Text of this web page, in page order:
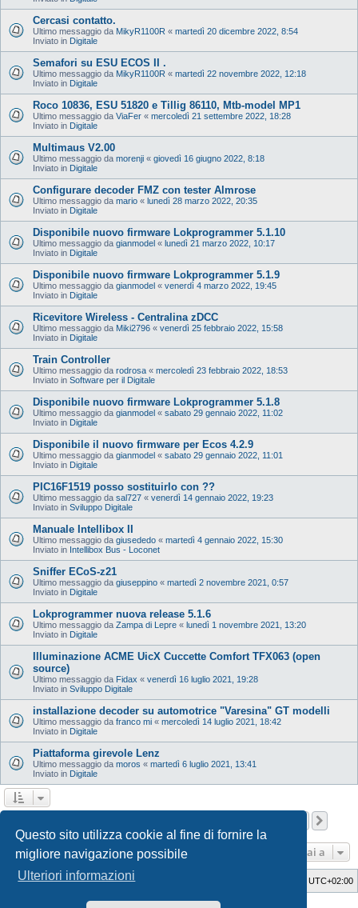
Questo sito utilizza cookie al fine di fornire la
migliore navigazione possibile
Ulteriori informazioni
Cercasi contatto.
Ultimo messaggio da MikyR1100R « martedì 20 dicembre 2022, 8:54
Inviato in Digitale
Semafori su ESU ECOS II .
Ultimo messaggio da MikyR1100R « martedì 22 novembre 2022, 12:18
Inviato in Digitale
Roco 10836, ESU 51820 e Tillig 86110, Mtb-model MP1
Ultimo messaggio da ViaFer « mercoledì 21 settembre 2022, 18:28
Inviato in Digitale
Multimaus V2.00
Ultimo messaggio da morenji « giovedì 16 giugno 2022, 8:18
Inviato in Digitale
Configurare decoder FMZ con tester Almrose
Ultimo messaggio da mario « lunedì 28 marzo 2022, 20:35
Inviato in Digitale
Disponibile nuovo firmware Lokprogrammer 5.1.10
Ultimo messaggio da gianmodel « lunedì 21 marzo 2022, 10:17
Inviato in Digitale
Disponibile nuovo firmware Lokprogrammer 5.1.9
Ultimo messaggio da gianmodel « venerdì 4 marzo 2022, 19:45
Inviato in Digitale
Ricevitore Wireless - Centralina zDCC
Ultimo messaggio da Miki2796 « venerdì 25 febbraio 2022, 15:58
Inviato in Digitale
Train Controller
Ultimo messaggio da rodrosa « mercoledì 23 febbraio 2022, 18:53
Inviato in Software per il Digitale
Disponibile nuovo firmware Lokprogrammer 5.1.8
Ultimo messaggio da gianmodel « sabato 29 gennaio 2022, 11:02
Inviato in Digitale
Disponibile il nuovo firmware per Ecos 4.2.9
Ultimo messaggio da gianmodel « sabato 29 gennaio 2022, 11:01
Inviato in Digitale
PIC16F1519 posso sostituirlo con ??
Ultimo messaggio da sal727 « venerdì 14 gennaio 2022, 19:23
Inviato in Sviluppo Digitale
Manuale Intellibox II
Ultimo messaggio da giusededo « martedì 4 gennaio 2022, 15:30
Inviato in Intellibox Bus - Loconet
Sniffer ECoS-z21
Ultimo messaggio da giuseppino « martedì 2 novembre 2021, 0:57
Inviato in Digitale
Lokprogrammer nuova release 5.1.6
Ultimo messaggio da Zampa di Lepre « lunedì 1 novembre 2021, 13:20
Inviato in Digitale
Illuminazione ACME UicX Cuccette Comfort TFX063 (open
source)
Ultimo messaggio da Fidax « venerdì 16 luglio 2021, 19:28
Inviato in Sviluppo Digitale
installazione decoder su automotrice "Varesina" GT modelli
Ultimo messaggio da franco mi « mercoledì 14 luglio 2021, 18:42
Inviato in Digitale
Piattaforma girevole Lenz
Ultimo messaggio da moros « martedì 6 luglio 2021, 13:41
Inviato in Digitale
Vai a
Indice UTC+02:00
GTA game